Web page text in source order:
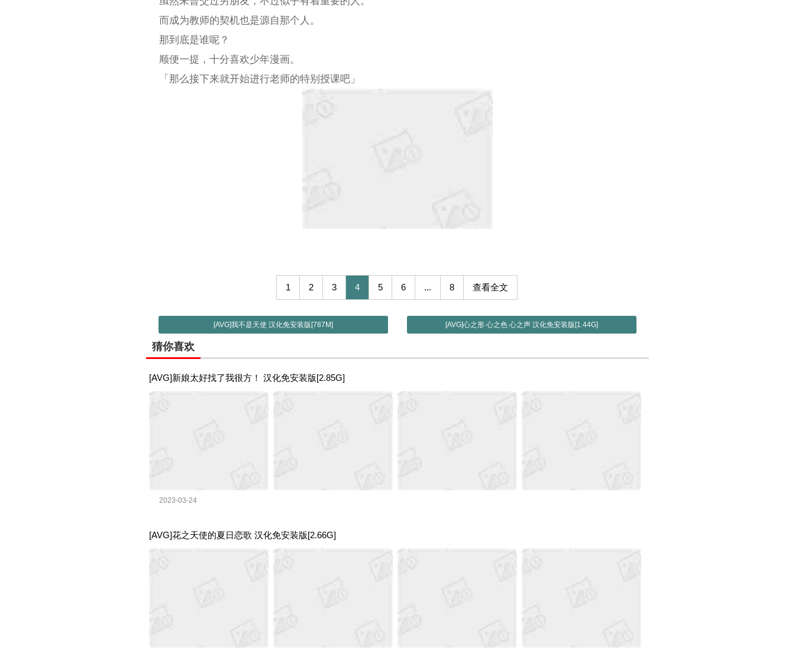
而成为教师的契机也是源自那个人。
那到底是谁呢？
顺便一提，十分喜欢少年漫画。
「那么接下来就开始进行老师的特别授课吧」
1 2 3 4 5 6 ... 8 查看全文
[AVG]我不是天使 汉化免安装版[787M] [AVG]心之形 心之色 心之声 汉化免安装版[1.44G]
猜你喜欢
[AVG]新娘太好找了我很方！ 汉化免安装版[2.85G]
2023-03-24
[AVG]花之天使的夏日恋歌 汉化免安装版[2.66G]